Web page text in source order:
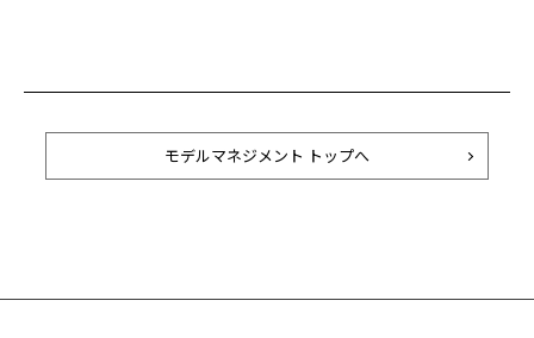
モデルマネジメント トップへ